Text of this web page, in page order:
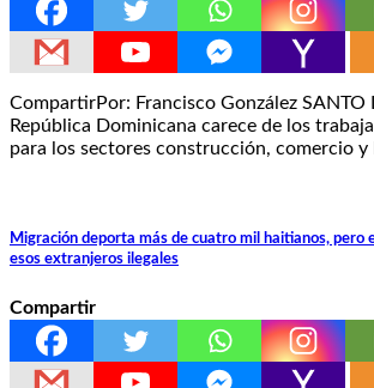
CompartirPor: Francisco González SANTO
República Dominicana carece de los
para los sectores construcción, comercio y
Migración deporta más de cuatro mil haitianos, pero
esos extranjeros ilegales
Compartir